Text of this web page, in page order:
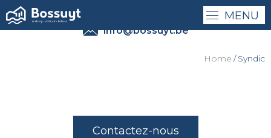
info@bossuyt.be
MENU
Home Syndic
Contactez-nous